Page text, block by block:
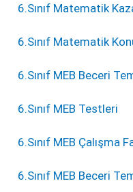
6.Sınıf Matematik
6.Sınıf Matematik
6.Sınıf MEB Beceri
6.Sınıf MEB Testleri
6.Sınıf MEB Çalışma
6.Sınıf MEB Beceri